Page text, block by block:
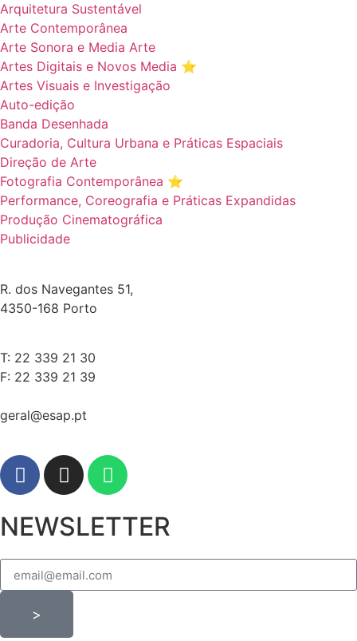
Arquitetura Sustentável
Arte Contemporânea
Arte Sonora e Media Arte
Artes Digitais e Novos Media ⭐️
Artes Visuais e Investigação
Auto-edição
Banda Desenhada
Curadoria, Cultura Urbana e Práticas Espaciais
Direção de Arte
Fotografia Contemporânea ⭐️
Performance, Coreografia e Práticas Expandidas
Produção Cinematográfica
Publicidade
R. dos Navegantes 51,
4350-168 Porto
T: 22 339 21 30
F: 22 339 21 39
geral@esap.pt
NEWSLETTER
>